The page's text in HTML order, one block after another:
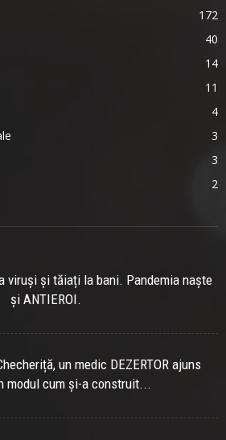
172
40
14
11
4
3
3
2
viruși și tăiați la bani. Pandemia naște
și ANTIEROI.
un medic DEZERTOR ajuns
modul cum și-a construit...